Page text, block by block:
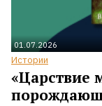
01.07.2026
Истории
«Царствие